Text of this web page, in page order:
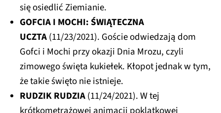
się osiedlić Ziemianie.
GOFCIA I MOCHI: ŚWIĄTECZNA
UCZTA(11/23/2021). Goście odwiedzają dom
Gofci i Mochi przy okazji Dnia Mrozu, czyli
zimowego święta kukiełek. Kłopot jednak w tym,
że takie święto nie istnieje.
RUDZIK RUDZIA(11/24/2021). W tej